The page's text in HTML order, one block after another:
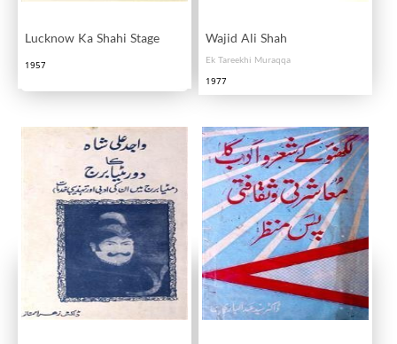
Lucknow Ka Shahi Stage
1957
Wajid Ali Shah
Ek Tareekhi Muraqqa
1977